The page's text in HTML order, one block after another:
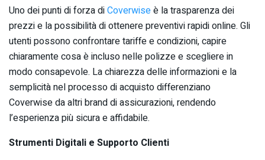
Uno dei punti di forza diCoverwiseè la trasparenza dei
prezzi e la possibilità di ottenere preventivi rapidi online. Gli
utenti possono confrontare tariffe e condizioni, capire
chiaramente cosa è incluso nelle polizze e scegliere in
modo consapevole. La chiarezza delle informazioni e la
semplicità nel processo di acquisto differenziano
Coverwise da altri brand di assicurazioni, rendendo
l’esperienza più sicura e affidabile.
Strumenti Digitali e Supporto Clienti